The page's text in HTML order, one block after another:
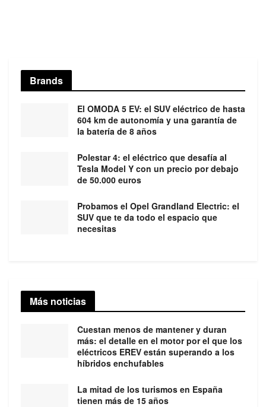
Brands
El OMODA 5 EV: el SUV eléctrico de hasta
604 km de autonomía y una garantía de
la batería de 8 años
Polestar 4: el eléctrico que desafía al
Tesla Model Y con un precio por debajo
de 50.000 euros
Probamos el Opel Grandland Electric: el
SUV que te da todo el espacio que
necesitas
Más noticias
Cuestan menos de mantener y duran
más: el detalle en el motor por el que los
eléctricos EREV están superando a los
híbridos enchufables
La mitad de los turismos en España
tienen más de 15 años